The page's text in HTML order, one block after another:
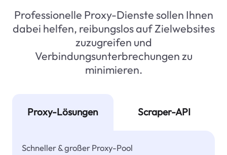
Professionelle Proxy-Dienste sollen Ihnen
dabei helfen, reibungslos auf Zielwebsites
zuzugreifen und
Verbindungsunterbrechungen zu
minimieren.
Proxy-Lösungen Scraper-API
Schneller & großer Proxy-Pool